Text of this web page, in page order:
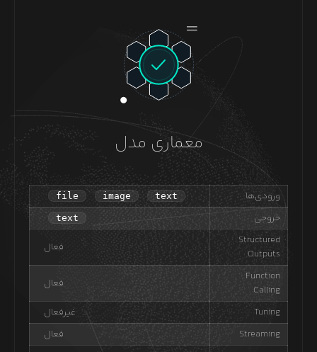
معماری مدل
ورودی‌ها text
image
file
خروجی text
Structured
Outputs
فعال
Function
Calling
فعال
Tuning
غیرفعال
Streaming
فعال